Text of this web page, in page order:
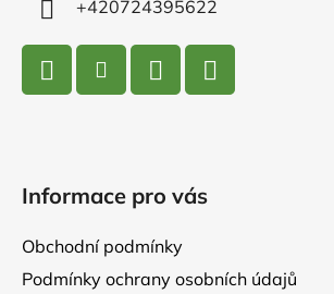
+420724395622
Informace pro vás
Obchodní podmínky
Podmínky ochrany osobních údajů